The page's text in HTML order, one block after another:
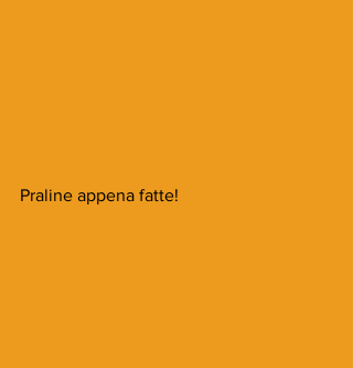
Praline appena fatte!